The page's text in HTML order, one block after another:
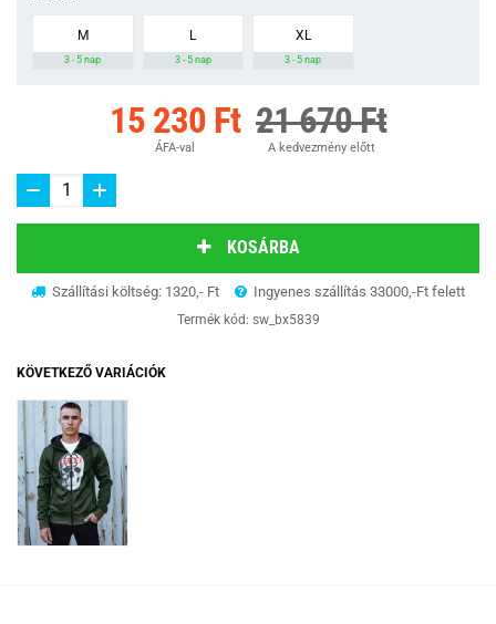
M
3 - 5 nap
L
3 - 5 nap
XL
3 - 5 nap
15 230 Ft
ÁFA-val
21 670 Ft
A kedvezmény előtt
KOSÁRBA
Szállítási költség: 1320,- Ft Ingyenes szállítás 33000,-Ft felett
Termék kód: sw_bx5839
KÖVETKEZŐ VARIÁCIÓK